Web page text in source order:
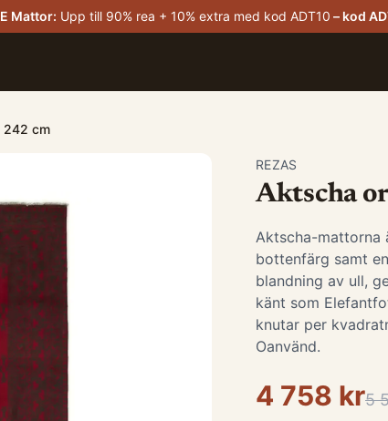
Mattor: Upp till 90% rea + 10% extra med kod ADT10 – kod
242 cm
REZAS
Aktscha
Aktscha-mattorna
bottenfärg samt
blandning av ull,
känt som
knutar per
Oanvänd.
4 758 kr5